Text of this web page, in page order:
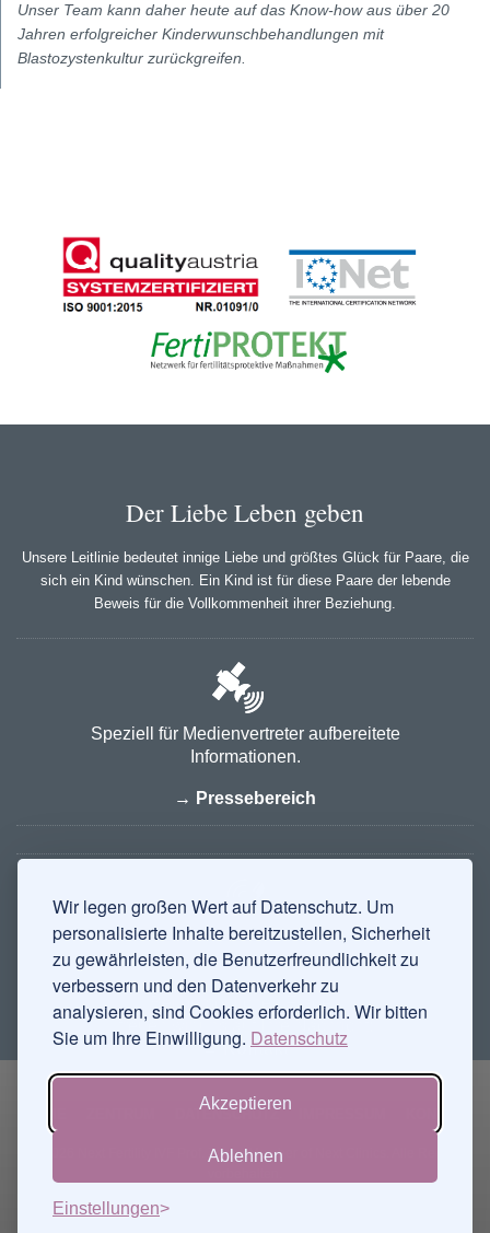
Wir legen großen Wert auf Datenschutz. Um
personalisierte Inhalte bereitzustellen, Sicherheit
zu gewährleisten, die Benutzerfreundlichkeit zu
verbessern und den Datenverkehr zu
analysieren, sind Cookies erforderlich. Wir bitten
Sie um Ihre Einwilligung. Datenschutz
Akzeptieren
Ablehnen
Einstellungen
Unser Team kann daher heute auf das Know-how aus über 20
Jahren erfolgreicher Kinderwunschbehandlungen mit
Blastozystenkultur zurückgreifen.
Der Liebe Leben geben
Unsere Leitlinie bedeutet innige Liebe und größtes Glück für Paare, die
sich ein Kind wünschen. Ein Kind ist für diese Paare der lebende
Beweis für die Vollkommenheit ihrer Beziehung.
Speziell für Medienvertreter aufbereitete
Informationen.
→ Pressebereich
LOGIN
Bei persönlichen Fragen
freuen wir uns auf Ihre Nachricht:
→ Kontakt
DATENSCHUTZ
© 2026 Next Fertility IVF Prof. Zech • Member of Next Clinics. Alle Rechte